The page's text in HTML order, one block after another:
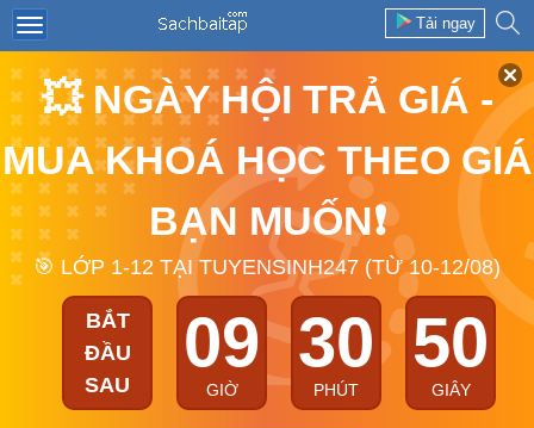
Tải ngay
💥 NGÀY HỘI TRẢ GIÁ -
MUA KHOÁ HỌC THEO GIÁ
BẠN MUỐN❗
🎯 LỚP 1-12 TẠI TUYENSINH247 (TỪ 10-12/08)
BẮT
ĐẦU
SAU
09
GIỜ
30
PHÚT
49
GIÂY